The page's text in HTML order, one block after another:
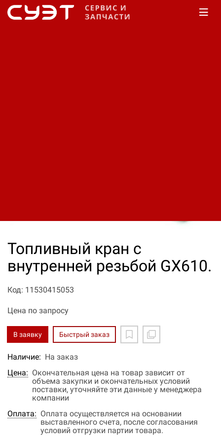
Топливный кран с
внутренней резьбой GX610.
Код: 11530415053
Цена по запросу
В заявку Быстрый заказ
Наличие: На заказ
Цена: Окончательная цена на товар зависит от
объема закупки и окончательных условий
поставки, уточняйте эти данные у менеджера
компании
Оплата: Оплата осуществляется на основании
выставленного счета, после согласования
условий отгрузки партии товара.